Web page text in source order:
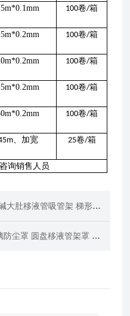
100卷/箱
100卷/箱
100卷/箱
100卷/箱
100卷/箱
、加宽 25卷/箱
询销售人员
移液管吸管架 梯形圆盘平放
罩 圆盘移液管架罩 可定制